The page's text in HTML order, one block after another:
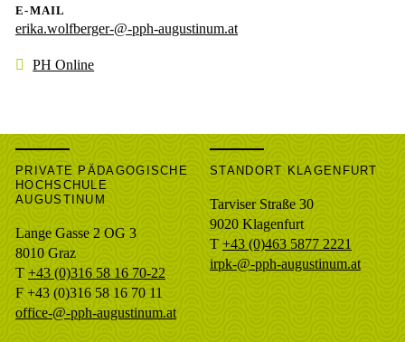
E-MAIL
erika.wolfberger-@-pph-augustinum.at
PH Online
PRIVATE PÄDAGOGISCHE
HOCHSCHULE
AUGUSTINUM
Lange Gasse 2 OG 3
8010 Graz
T +43 (0)316 58 16 70-22
F +43 (0)316 58 16 70 11
office-@-pph-augustinum.at
STANDORT KLAGENFURT
Tarviser Straße 30
9020 Klagenfurt
T +43 (0)463 5877 2221
irpk-@-pph-augustinum.at